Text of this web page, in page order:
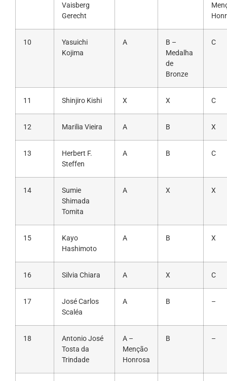
Vaisberg
Gerecht
10
Yasuichi
Kojima
A
B –
Medalha
de
Bronze
C
11 Shinjiro Kishi X X C
12 Marilia Vieira A B X
13
Herbert F.
Steffen
A B C
14
Sumie
Shimada
Tomita
A X X
15
Kayo
Hashimoto
A B X
16 Silvia Chiara A X C
17
José Carlos
Scaléa
A B –
18
Antonio José
Tosta da
Trindade
A –
Menção
Honrosa
B –